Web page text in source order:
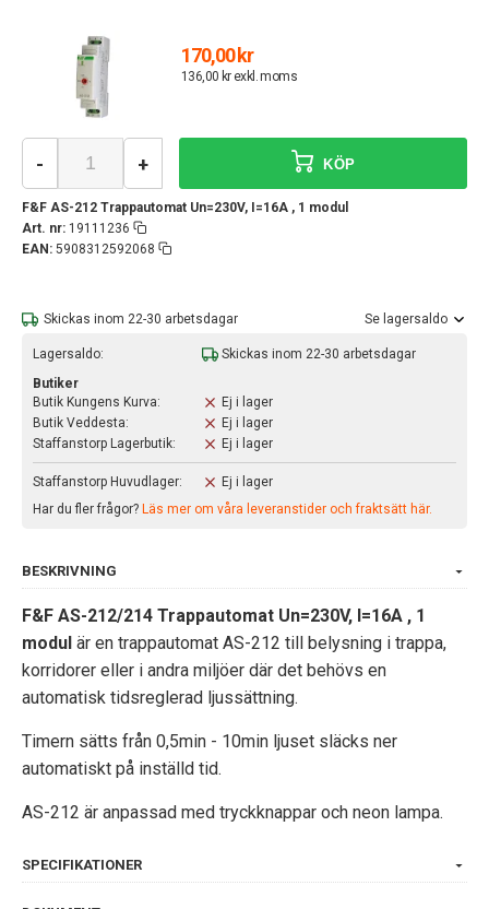
170,00 kr
136,00 kr exkl. moms
F&F AS-212 Trappautomat Un=230V, I=16A , 1 modul
Art. nr: 19111236
EAN: 5908312592068
- + KÖP
Skickas inom 22-30 arbetsdagar Se lagersaldo
Lagersaldo:
Skickas inom 22-30 arbetsdagar
Butiker
Butik Kungens Kurva:
Ej i lager
Butik Veddesta:
Ej i lager
Staffanstorp Lagerbutik:
Ej i lager
Staffanstorp Huvudlager:
Ej i lager
Har du fler frågor? Läs mer om våra leveranstider och fraktsätt här.
BESKRIVNING
F&F AS-212/214 Trappautomat Un=230V, I=16A , 1
modul är en trappautomat AS-212 till belysning i trappa,
korridorer eller i andra miljöer där det behövs en
automatisk tidsreglerad ljussättning.
Timern sätts från 0,5min - 10min ljuset släcks ner
automatiskt på inställd tid.
AS-212 är anpassad med tryckknappar och neon lampa.
SPECIFIKATIONER